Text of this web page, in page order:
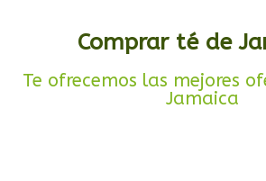
Comprar té de
Te ofrecemos las mejores
Jamaica